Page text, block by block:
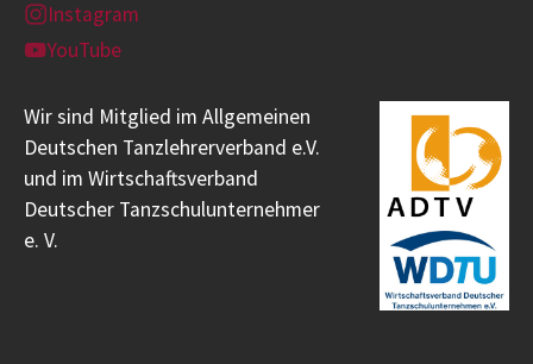
Instagram
YouTube
Wir sind Mitglied im Allgemeinen
Deutschen Tanzlehrerverband e.V.
und im Wirtschaftsverband
Deutscher Tanzschulunternehmer
e. V.